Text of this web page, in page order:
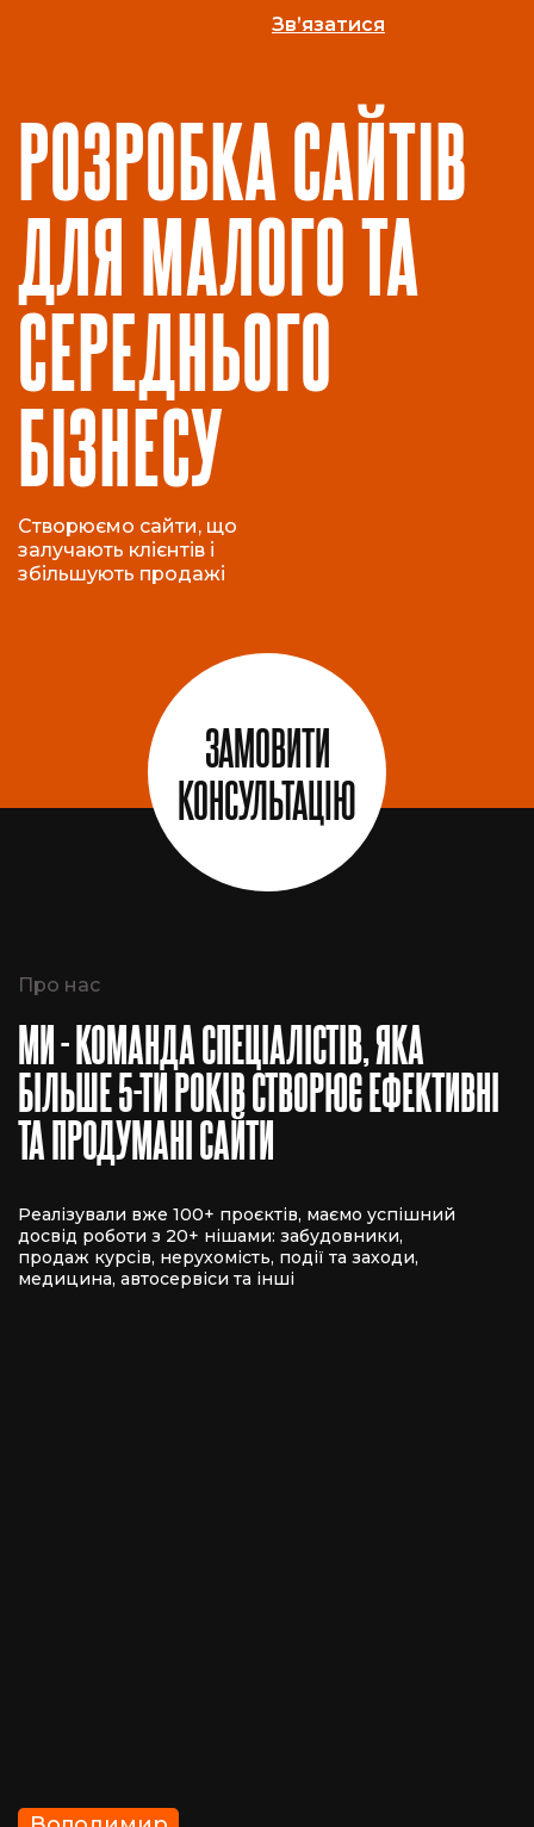
Зв’язатися
РОЗРОБКА САЙТІВ
ДЛЯ МАЛОГО ТА
СЕРЕДНЬОГО
БІЗНЕСУ
Створюємо сайти, що
залучають клієнтів і
збільшують продажі
ЗАМОВИТИ
КОНСУЛЬТАЦІЮ
Про нас
МИ - КОМАНДА СПЕЦІАЛІСТІВ, ЯКА
БІЛЬШЕ 5-ТИ РОКІВ СТВОРЮЄ ЕФЕКТИВНІ
ТА ПРОДУМАНІ САЙТИ
Реалізували вже 100+ проєктів, маємо успішний
досвід роботи з 20+ нішами: забудовники,
продаж курсів, нерухомість, події та заходи,
медицина, автосервіси та інші